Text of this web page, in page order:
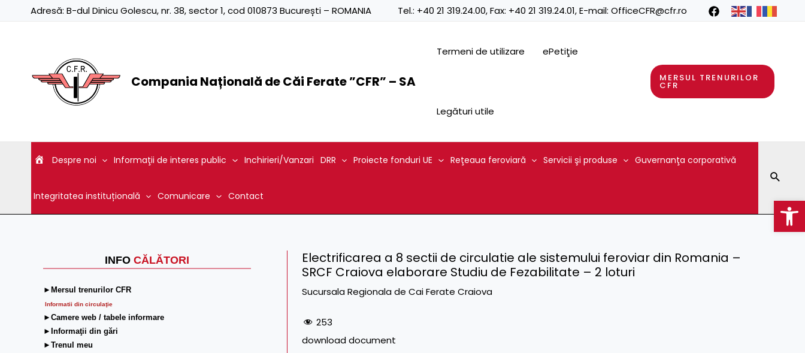
Adresă: B-dul Dinicu Golescu, nr. 38, sector 1, cod 010873 București – ROMANIA Tel.: +40 21 319.24.00, Fax: +40 21 319.24.01, E-mail: OfficeCFR@cfr.ro
Compania Națională de Căi Ferate ”CFR” – SA
Termeni de utilizare ePetiţie
Legături utile
MERSUL TRENURILOR
CFR
Despre noi Informaţii de interes public Inchirieri/Vanzari DRR Proiecte fonduri UE Reţeaua feroviară Servicii şi produse Guvernanţa corporativă
Integritatea instituțională Comunicare Contact
INFO CĂLĂTORI
►Mersul trenurilor CFR
Informatii din circulaţie
►Camere web / tabele informare
►Informaţii din gări
►Trenul meu
Electrificarea a 8 sectii de circulatie ale sistemului feroviar din Romania –
SRCF Craiova elaborare Studiu de Fezabilitate – 2 loturi
Sucursala Regionala de Cai Ferate Craiova
253
download document